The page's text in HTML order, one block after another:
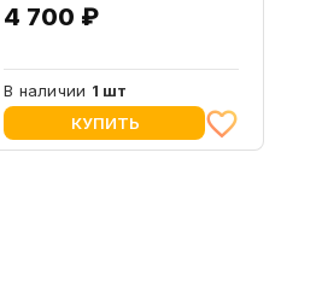
4 700 ₽
В наличии 1 шт
КУПИТЬ